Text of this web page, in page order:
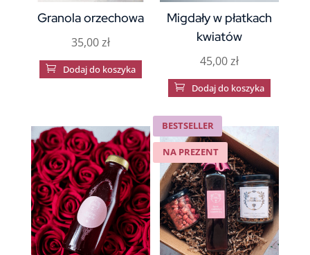
Granola orzechowa
35,00zł
 Dodaj do koszyka
Migdały w płatkach
kwiatów
45,00zł
 Dodaj do koszyka
BESTSELLER
NA PREZENT